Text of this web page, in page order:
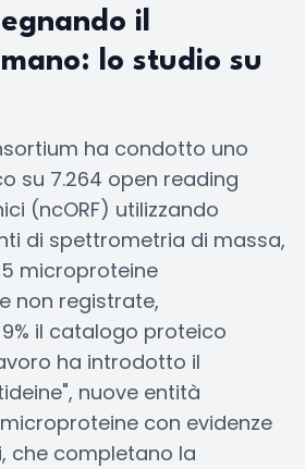
il
lo studio su
ha condotto uno
su 7.264 open reading
(ncORF) utilizzando
di spettrometria di massa,
microproteine
non registrate,
il catalogo proteico
ha introdotto il
nuove entità
con evidenze
che completano la